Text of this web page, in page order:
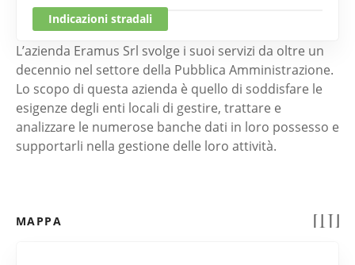
Indicazioni stradali
L’azienda Eramus Srl svolge i suoi servizi da oltre un
decennio nel settore della Pubblica Amministrazione.
Lo scopo di questa azienda è quello di soddisfare le
esigenze degli enti locali di gestire, trattare e
analizzare le numerose banche dati in loro possesso e
supportarli nella gestione delle loro attività.
MAPPA